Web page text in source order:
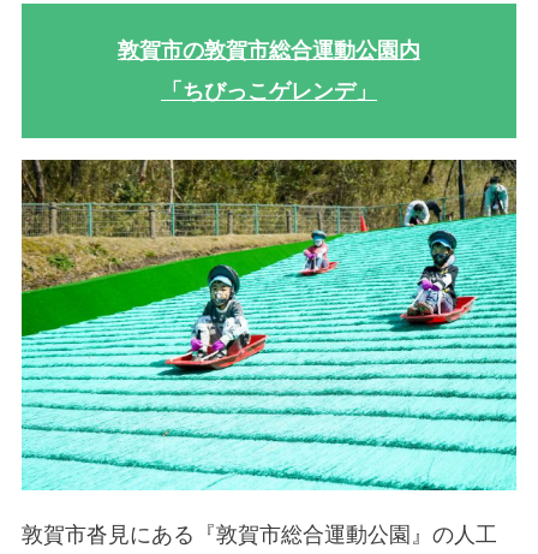
敦賀市の敦賀市総合運動公園内
「ちびっこゲレンデ」
敦賀市沓見にある『敦賀市総合運動公園』の人工